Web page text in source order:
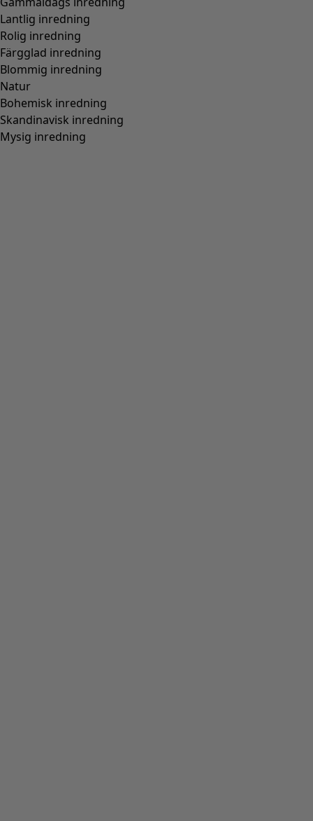
Lantlig inredning
Rolig inredning
Färgglad inredning
Blommig inredning
Natur
Bohemisk inredning
Skandinavisk inredning
Mysig inredning